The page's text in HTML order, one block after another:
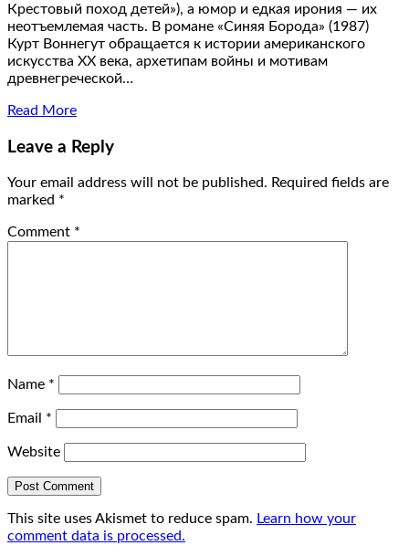
Крестовый поход детей»), а юмор и едкая ирония — их
неотъемлемая часть. В романе «Синяя Борода» (1987)
Курт Воннегут обращается к истории американского
искусства XX века, архетипам войны и мотивам
древнегреческой…
Read More
Leave a Reply
Your email address will not be published. Required fields are
marked *
Comment *
Name *
Email *
Website
This site uses Akismet to reduce spam. Learn how your
comment data is processed.